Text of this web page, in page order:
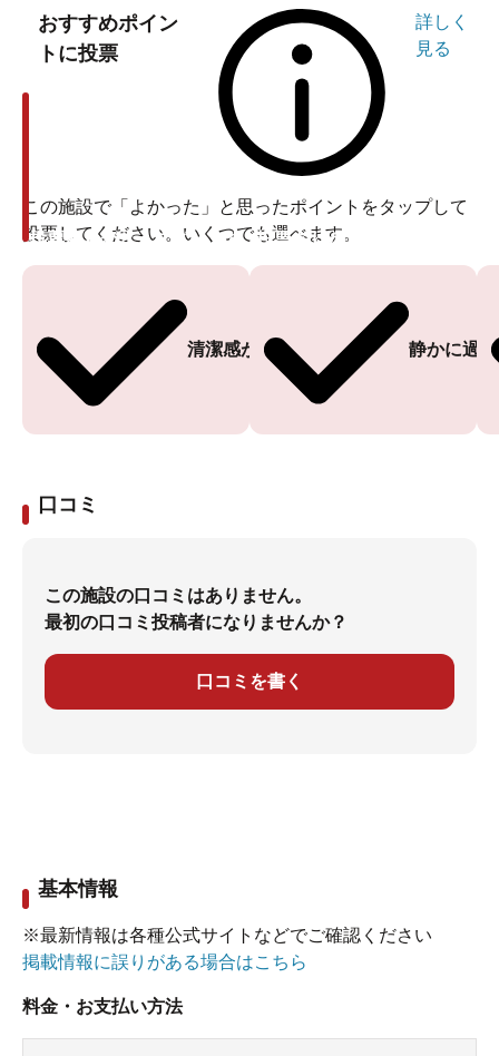
おすすめポイン
トに投票
詳しく
見る
この施設で「よかった」と思ったポイントをタップして
投票してください。いくつでも選べます。
清潔感がある
投票ありがとうございます
静かに過
投票ありがとうございます
口コミ
この施設の口コミはありません。
最初の口コミ投稿者になりませんか？
口コミを書く
基本情報
※最新情報は各種公式サイトなどでご確認ください
掲載情報に誤りがある場合はこちら
料金・お支払い方法